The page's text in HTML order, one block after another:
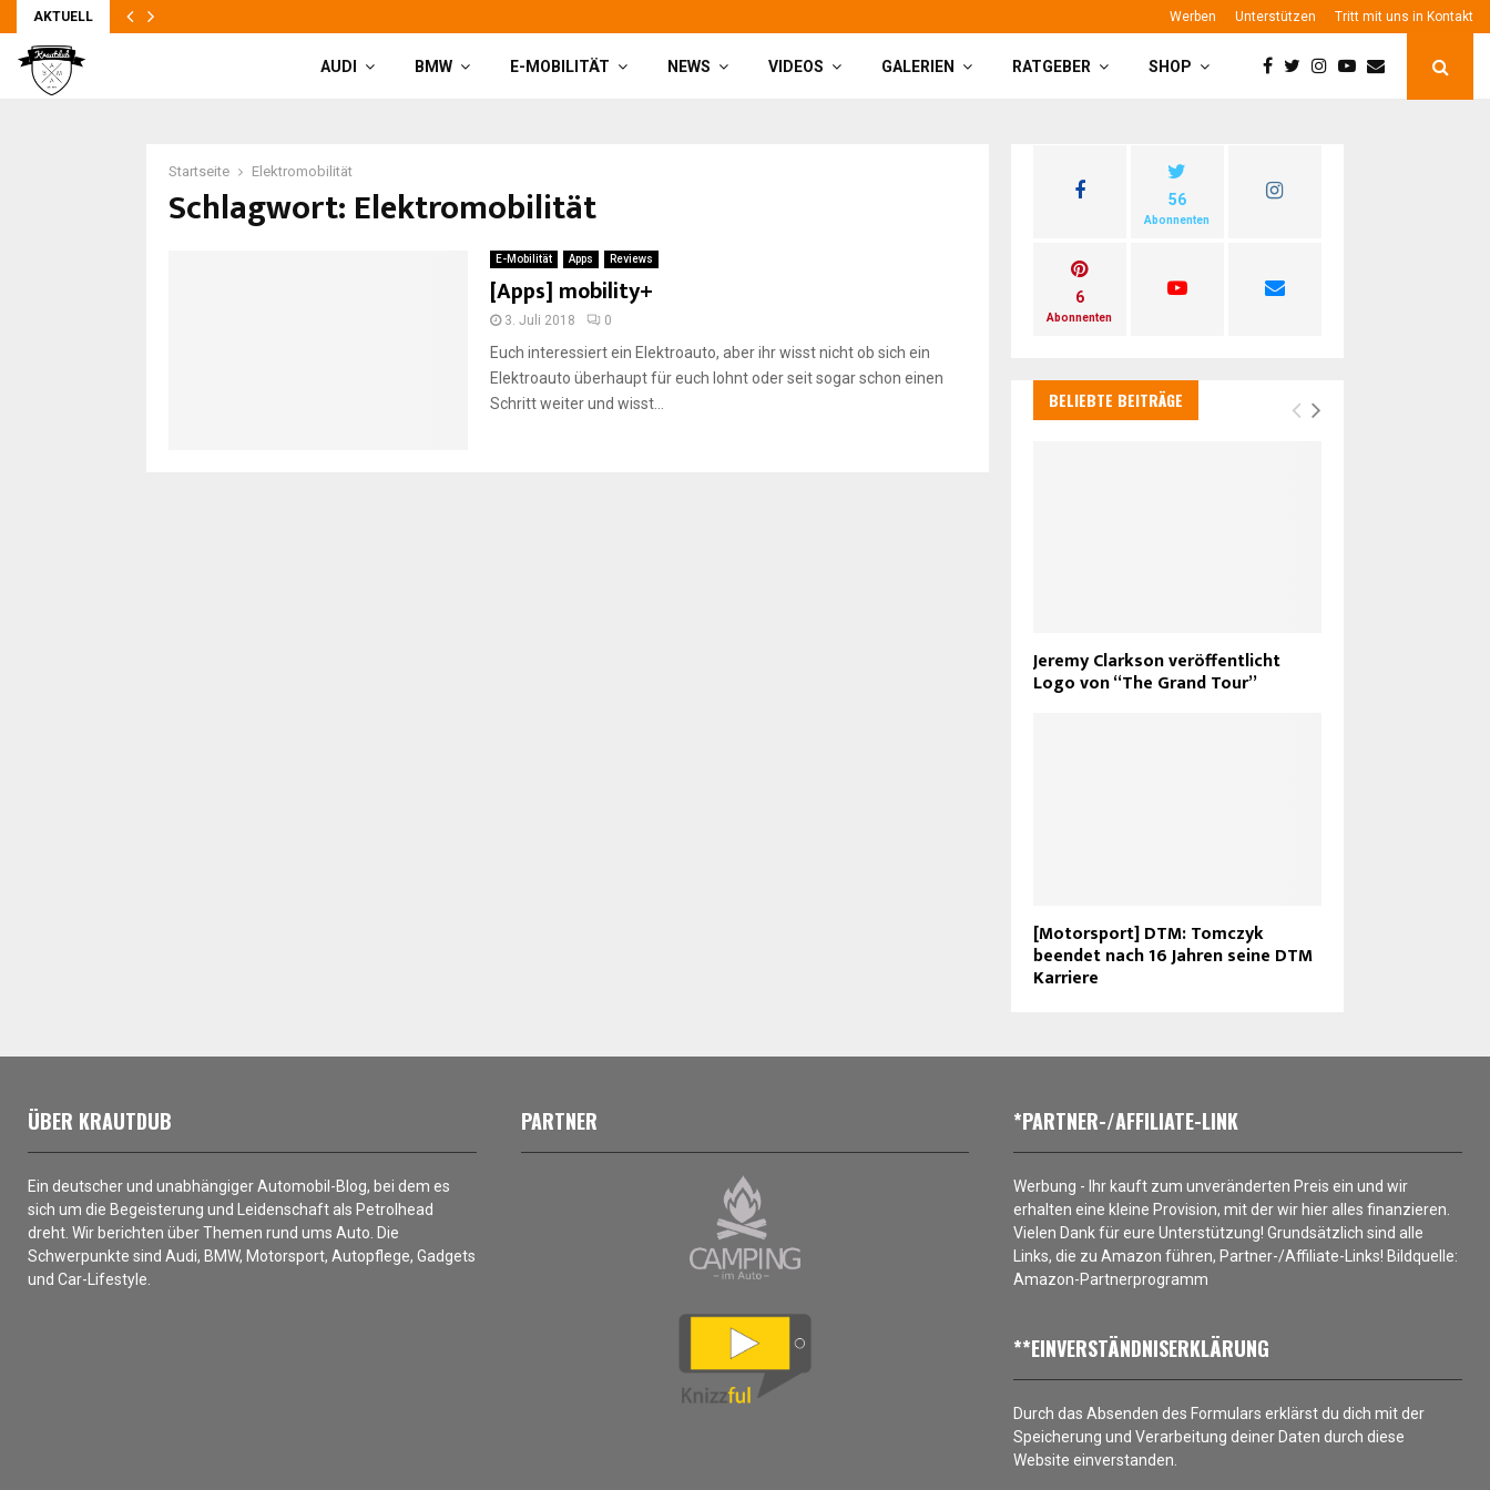
Werben Unterstützen Tritt mit uns in Kontakt
AKTUELL
AUDI BMW E-MOBILITÄT NEWS VIDEOS GALERIEN RATGEBER SHOP
Startseite Elektromobilität
Schlagwort: Elektromobilität
E-Mobilität Apps Reviews
[Apps] mobility+
3. Juli 2018 0
Euch interessiert ein Elektroauto, aber ihr wisst nicht ob sich ein
Elektroauto überhaupt für euch lohnt oder seit sogar schon einen
Schritt weiter und wisst...
56
Abonnenten
6
Abonnenten
BELIEBTE BEITRÄGE
Jeremy Clarkson veröffentlicht
Logo von “The Grand Tour”
[Motorsport] DTM: Tomczyk
beendet nach 16 Jahren seine DTM
Karriere
ÜBER KRAUTDUB
Ein deutscher und unabhängiger Automobil-Blog, bei dem es
sich um die Begeisterung und Leidenschaft als Petrolhead
dreht. Wir berichten über Themen rund ums Auto. Die
Schwerpunkte sind Audi, BMW, Motorsport, Autopflege, Gadgets
und Car-Lifestyle.
PARTNER *PARTNER-/AFFILIATE-LINK
Werbung - Ihr kauft zum unveränderten Preis ein und wir
erhalten eine kleine Provision, mit der wir hier alles finanzieren.
Vielen Dank für eure Unterstützung! Grundsätzlich sind alle
Links, die zu Amazon führen, Partner-/Affiliate-Links! Bildquelle:
Amazon-Partnerprogramm
**EINVERSTÄNDNISERKLÄRUNG
Durch das Absenden des Formulars erklärst du dich mit der
Speicherung und Verarbeitung deiner Daten durch diese
Website einverstanden.